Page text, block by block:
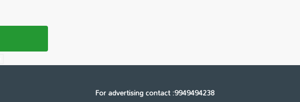
For advertising contact :9949494238